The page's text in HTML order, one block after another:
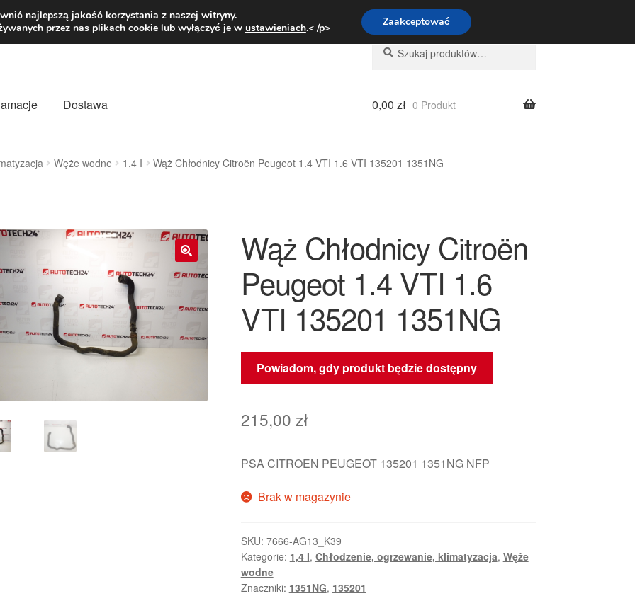
zł Pn.-pt. 9:00-16:00800 003 167
Szukaj:
Szukaj
Dostawa 0,00 zł 0 Produkt
Węże wodne 1,4 I Wąż Chłodnicy Citroën Peugeot 1.4 VTI 1.6 VTI 135201 1351NG
🔍
Wąż Chłodnicy Citroën
Peugeot 1.4 VTI 1.6
VTI 135201 1351NG
Powiadom, gdy produkt będzie dostępny
215,00 zł
PSA CITROEN PEUGEOT 135201 1351NG NFP
Brak w magazynie
SKU: 7666-AG13_K39
Kategorie: 1,4 I, Chłodzenie, ogrzewanie, klimatyzacja, Węże
wodne
Znaczniki: 1351NG, 135201
najlepszą jakość korzystania z naszej witryny.
przez nas plikach cookie lub wyłączyć je w ustawieniach.< /p> Zaakceptować